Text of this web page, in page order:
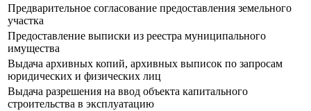
Предварительное согласование предоставления земельного
участка
Предоставление выписки из реестра муниципального
имущества
Выдача архивных копий, архивных выписок по запросам
юридических и физических лиц
Выдача разрешения на ввод объекта капитального
строительства в эксплуатацию